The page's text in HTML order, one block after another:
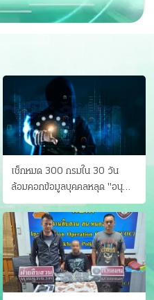
เช็กหมด 300 กรมใน 30 วัน
ล้อมคอกข้อมูลบุคคลหลุด "อนุ
ดิษฐ์" ขยี้ภัยระดับชาติ